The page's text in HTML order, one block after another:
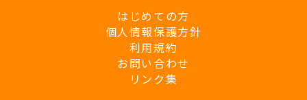
はじめての方
個人情報保護方針
利用規約
お問い合わせ
リンク集